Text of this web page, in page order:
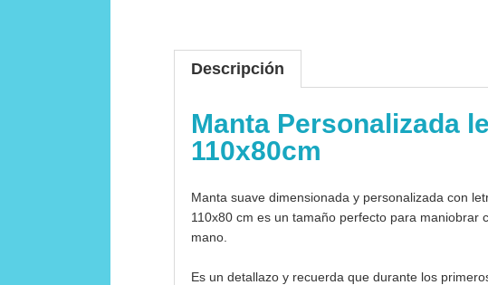
Descripción
Manta Personalizada
110x80cm
Manta suave dimensionada y personalizada con
110x80 cm es un tamaño perfecto para maniobrar
mano.
Es un detallazo y recuerda que durante los